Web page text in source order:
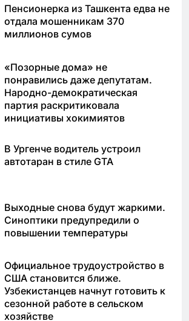
Пенсионерка из Ташкента едва не
отдала мошенникам 370
миллионов сумов
«Позорные дома» не
понравились даже депутатам.
Народно-демократическая
партия раскритиковала
инициативы хокимиятов
В Ургенче водитель устроил
автотаран в стиле GTA
Выходные снова будут жаркими.
Синоптики предупредили о
повышении температуры
Официальное трудоустройство в
США становится ближе.
Узбекистанцев начнут готовить к
сезонной работе в сельском
хозяйстве